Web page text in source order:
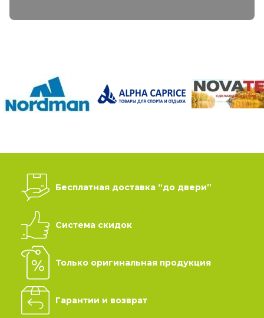
Бесплатная доставка “до двери”
Система скидок
Только оригинальная продукция
Гарантии и возврат